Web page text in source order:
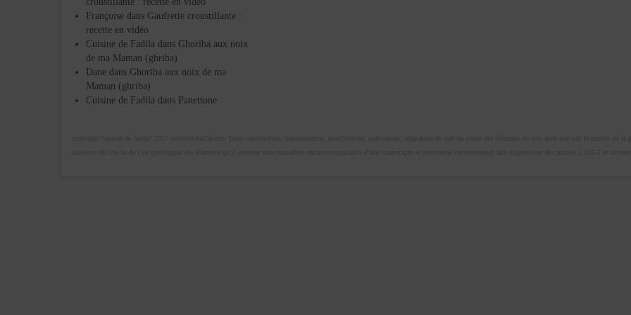
Françoise dans Gaufrette croustillante :
recette en vidéo
Cuisine de Fadila dans Ghoriba aux noix
de ma Maman (ghriba)
Dane dans Ghoriba aux noix de ma
Maman (ghriba)
Cuisine de Fadila dans Panettone